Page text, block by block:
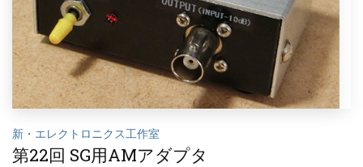
新・エレクトロニクス工作室
第22回 SG用AMアダプタ